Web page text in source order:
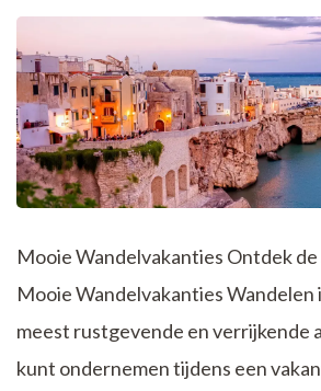
Mooie Wandelvakanties Ontdek de
Mooie Wandelvakanties Wandelen
meest rustgevende en verrijkende
kunt ondernemen tijdens een